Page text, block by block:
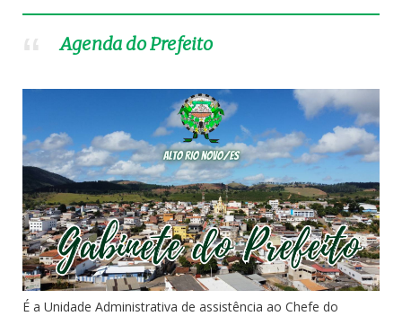
Agenda do Prefeito
É a Unidade Administrativa de assistência ao Chefe do